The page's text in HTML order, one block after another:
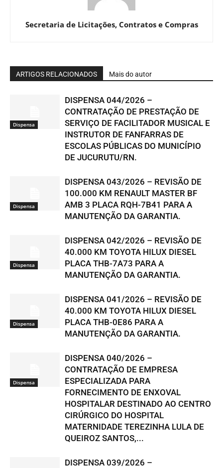
Secretaria de Licitações, Contratos e Compras
ARTIGOS RELACIONADOS Mais do autor
Dispensa
DISPENSA 044/2026 –
CONTRATAÇÃO DE PRESTAÇÃO DE
SERVIÇO DE FACILITADOR MUSICAL E
INSTRUTOR DE FANFARRAS DE
ESCOLAS PÚBLICAS DO MUNICÍPIO
DE JUCURUTU/RN.
Dispensa
DISPENSA 043/2026 – REVISÃO DE
100.000 KM RENAULT MASTER BF
AMB 3 PLACA RQH-7B41 PARA A
MANUTENÇÃO DA GARANTIA.
Dispensa
DISPENSA 042/2026 – REVISÃO DE
40.000 KM TOYOTA HILUX DIESEL
PLACA THB-7A73 PARA A
MANUTENÇÃO DA GARANTIA.
Dispensa
DISPENSA 041/2026 – REVISÃO DE
40.000 KM TOYOTA HILUX DIESEL
PLACA THB-0E86 PARA A
MANUTENÇÃO DA GARANTIA.
Dispensa
DISPENSA 040/2026 –
CONTRATAÇÃO DE EMPRESA
ESPECIALIZADA PARA
FORNECIMENTO DE ENXOVAL
HOSPITALAR DESTINADO AO CENTRO
CIRÚRGICO DO HOSPITAL
MATERNIDADE TEREZINHA LULA DE
QUEIROZ SANTOS,...
DISPENSA 039/2026 –